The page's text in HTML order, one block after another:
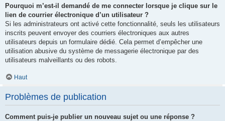
Pourquoi m’est-il demandé de me connecter lorsque je clique sur le
lien de courrier électronique d’un utilisateur ?
Si les administrateurs ont activé cette fonctionnalité, seuls les utilisateurs
inscrits peuvent envoyer des courriers électroniques aux autres
utilisateurs depuis un formulaire dédié. Cela permet d’empêcher une
utilisation abusive du système de messagerie électronique par des
utilisateurs malveillants ou des robots.
Haut
Problèmes de publication
Comment puis-je publier un nouveau sujet ou une réponse ?